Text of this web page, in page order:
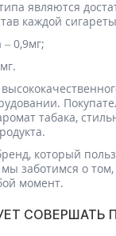
являются
каждой
0,9мг;
табака,
который
заботимся о
момент.
СОВЕРШАТЬ